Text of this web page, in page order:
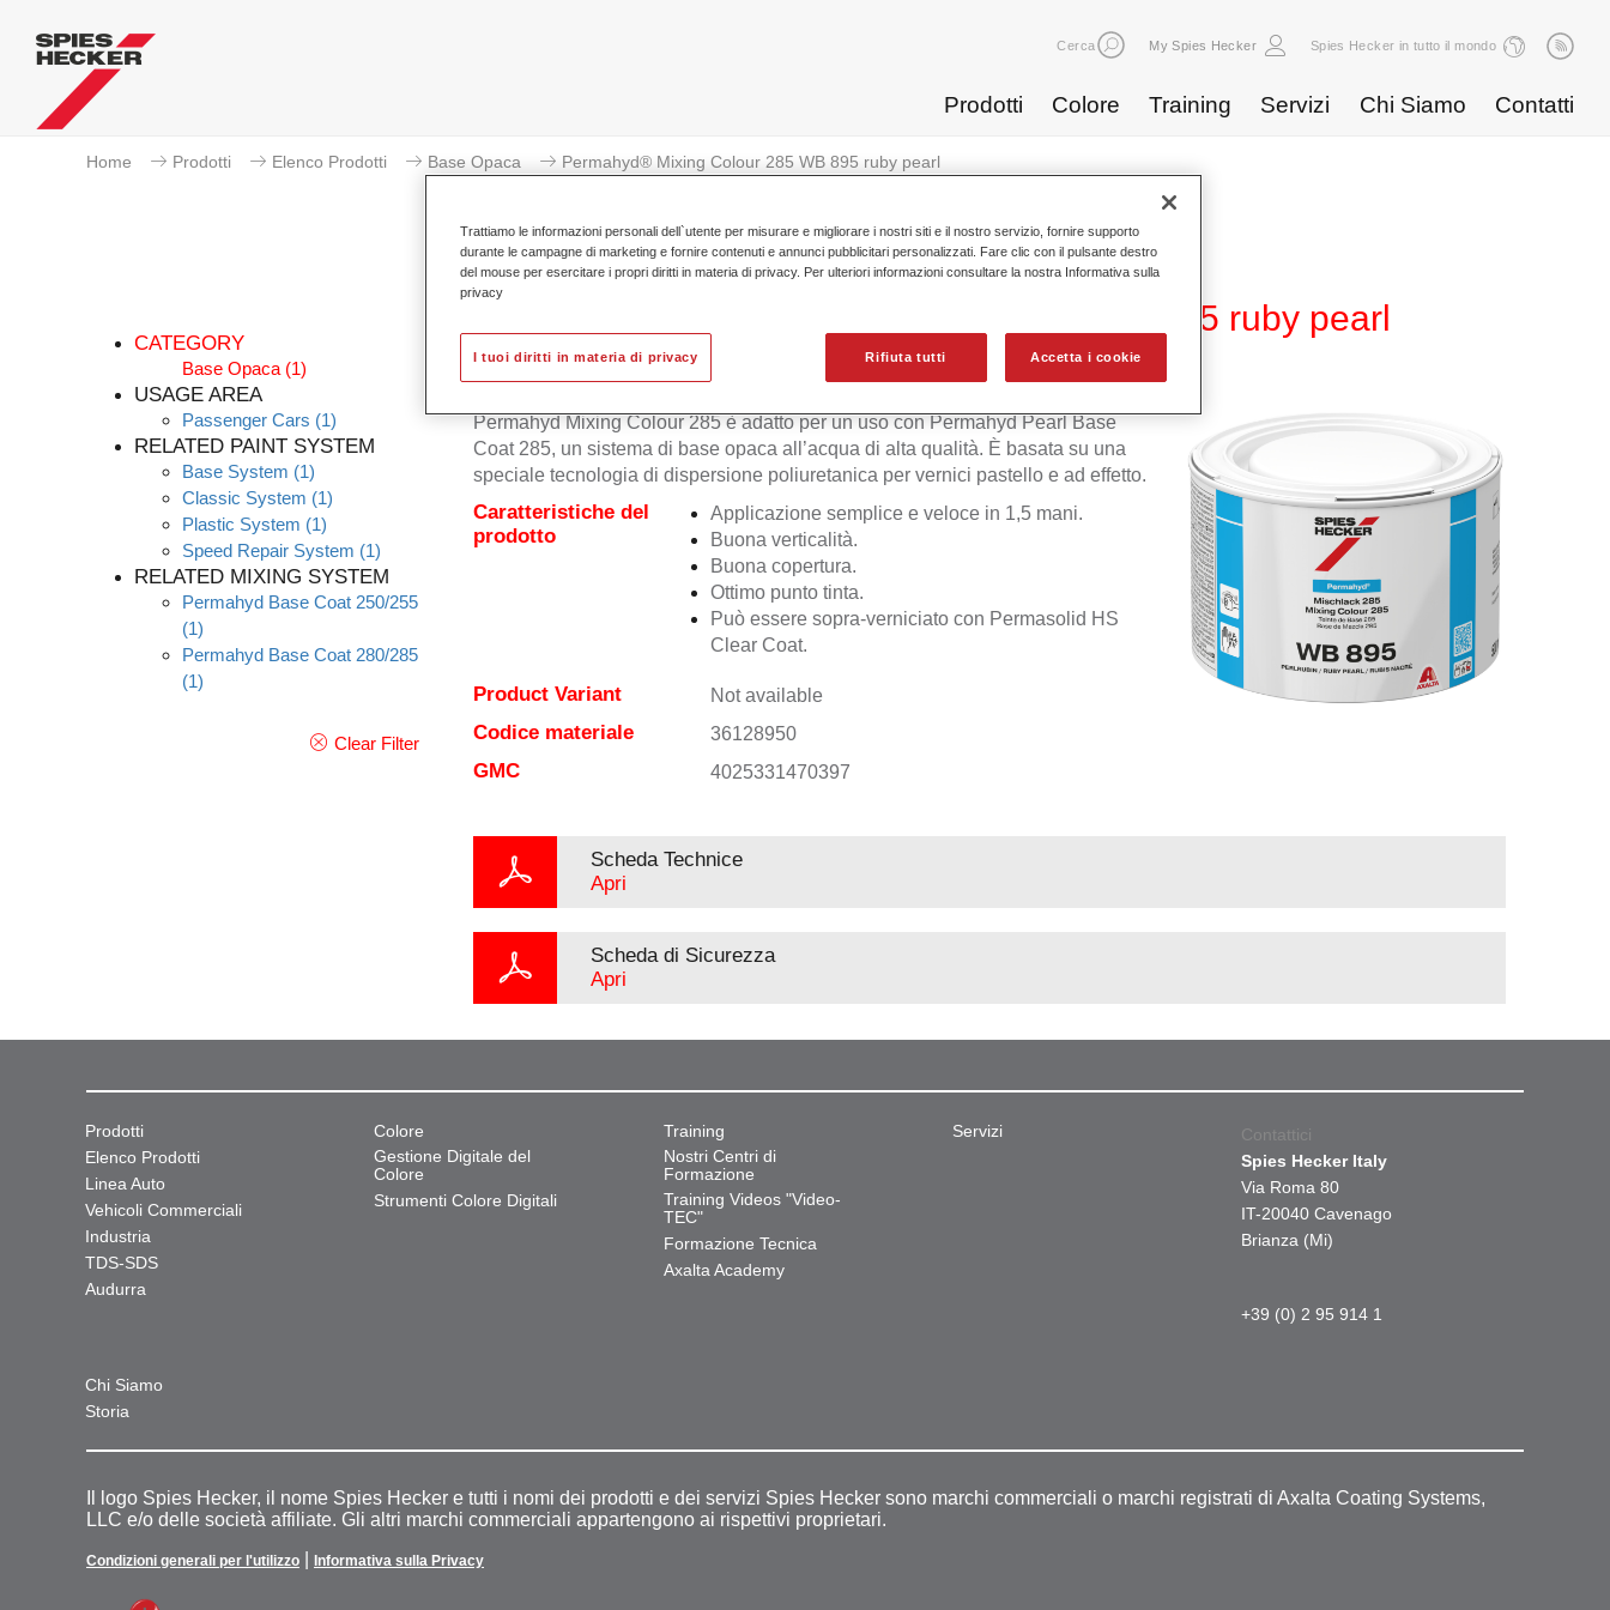
Cerca My Spies Hecker Spies Hecker in tutto il mondo
Prodotti Colore Training Servizi Chi Siamo Contatti
Home Prodotti Elenco Prodotti Base Opaca Permahyd® Mixing Colour 285 WB 895 ruby pearl
CATEGORY
Base Opaca (1)
USAGE AREA
Passenger Cars (1)
RELATED PAINT SYSTEM
Base System (1)
Classic System (1)
Plastic System (1)
Speed Repair System (1)
RELATED MIXING SYSTEM
Permahyd Base Coat 250/255
(1)
Permahyd Base Coat 280/285
(1)
Clear Filter
Permahyd® Mixing Colour 285 WB 895 ruby pearl
Permahyd Mixing Colour 285 è adatto per un uso con Permahyd Pearl Base
Coat 285, un sistema di base opaca all’acqua di alta qualità. È basata su una
speciale tecnologia di dispersione poliuretanica per vernici pastello e ad effetto.
Caratteristiche del
prodotto
Applicazione semplice e veloce in 1,5 mani.
Buona verticalità.
Buona copertura.
Ottimo punto tinta.
Può essere sopra-verniciato con Permasolid HS
Clear Coat.
Product Variant Not available
Codice materiale 36128950
GMC 4025331470397
Scheda Technice
Apri
Scheda di Sicurezza
Apri
Prodotti
Elenco Prodotti
Linea Auto
Vehicoli Commerciali
Industria
TDS-SDS
Audurra
Colore
Gestione Digitale del
Colore
Strumenti Colore Digitali
Training
Nostri Centri di
Formazione
Training Videos "Video-
TEC"
Formazione Tecnica
Axalta Academy
Servizi
Chi Siamo
Storia
Contattici
Spies Hecker Italy
Via Roma 80
IT-20040 Cavenago
Brianza (Mi)
+39 (0) 2 95 914 1
Il logo Spies Hecker, il nome Spies Hecker e tutti i nomi dei prodotti e dei servizi Spies Hecker sono marchi commerciali o marchi registrati di Axalta Coating Systems,
LLC e/o delle società affiliate. Gli altri marchi commerciali appartengono ai rispettivi proprietari.
Condizioni generali per l'utilizzo Informativa sulla Privacy
Trattiamo le informazioni personali dell`utente per misurare e migliorare i nostri siti e il nostro servizio, fornire supporto
durante le campagne di marketing e fornire contenuti e annunci pubblicitari personalizzati. Fare clic con il pulsante destro
del mouse per esercitare i propri diritti in materia di privacy. Per ulteriori informazioni consultare la nostra Informativa sulla
privacy
Rifiuta tutti Accetta i cookie
I tuoi diritti in materia di privacy